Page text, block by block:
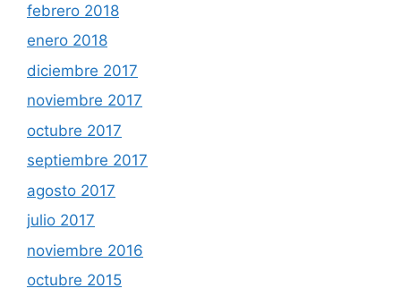
febrero 2018
enero 2018
diciembre 2017
noviembre 2017
octubre 2017
septiembre 2017
agosto 2017
julio 2017
noviembre 2016
octubre 2015